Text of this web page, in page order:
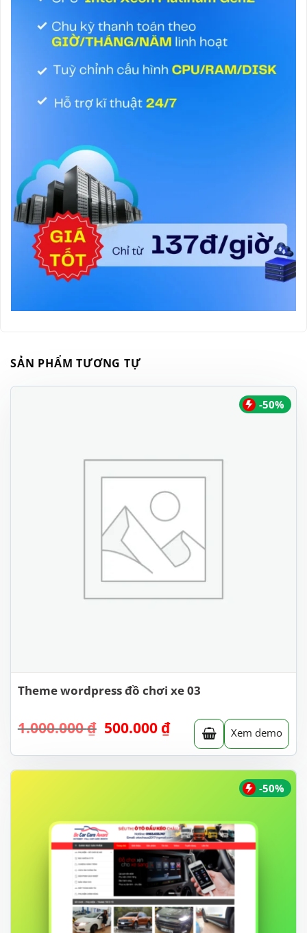
SẢN PHẨM TƯƠNG TỰ
-50%
Theme wordpress đồ chơi xe 03
1.000.000₫ Giá
là:
1.000.000 ₫.
500.000 ₫Giá
hiện
tại
là:
Xem demo
-50%